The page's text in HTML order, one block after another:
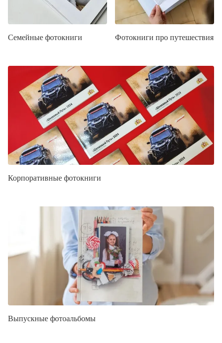
Семейные фотокниги Фотокниги про путешествия
Корпоративные фотокниги
Выпускные фотоальбомы